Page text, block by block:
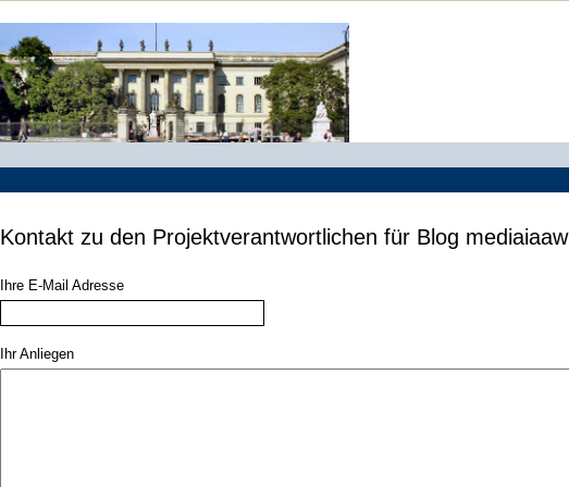
Kontakt zu den Projektverantwortlichen für Blog mediaiaaw
Ihre E-Mail Adresse
Ihr Anliegen